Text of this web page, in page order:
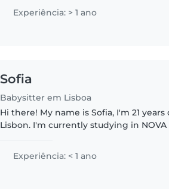
domésticas, preparo de..
Experiência: > 1 ano
Sofia
Babysitter em Lisboa
Hi there! My name is Sofia, I'm 21
Lisbon. I'm currently studying in
Experiência: < 1 ano